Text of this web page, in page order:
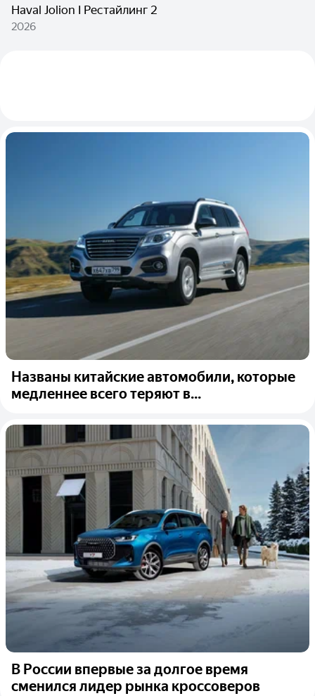
Haval Jolion I Рестайлинг 2
2026
Названы китайские автомобили, которые
медленнее всего теряют в...
В России впервые за долгое время
сменился лидер рынка кроссоверов